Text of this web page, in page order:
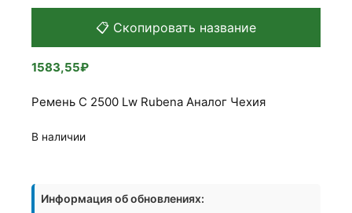
📋 Скопировать название
1583,55₽
Ремень С 2500 Lw Rubena Аналог Чехия
В наличии
товара
Ремень
Информация об обновлениях: